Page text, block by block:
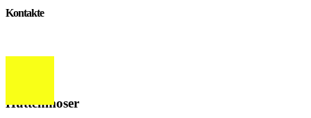
Kontakte
Hüttenmoser